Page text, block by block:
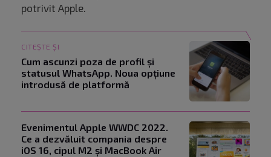
potrivit Apple.
CITEȘTE ȘI
Cum ascunzi poza de profil și
statusul WhatsApp. Noua opțiune
introdusă de platformă
Evenimentul Apple WWDC 2022.
Ce a dezvăluit compania despre
iOS 16, cipul M2 și MacBook Air